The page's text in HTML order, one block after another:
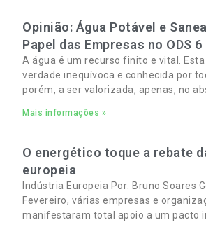
Opinião: Água Potável e
Papel das Empresas no ODS 6
A água é um recurso finito e vital.
verdade inequívoca e conhecida por
porém, a ser valorizada, apenas, no
Mais informações »
O energético toque a rebate
europeia
Indústria Europeia Por: Bruno Soares
Fevereiro, várias empresas e
manifestaram total apoio a um pacto